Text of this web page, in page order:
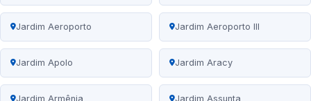
Jardim Aeroporto Jardim Aeroporto III
Jardim Apolo Jardim Aracy
Jardim Armênia Jardim Assunta